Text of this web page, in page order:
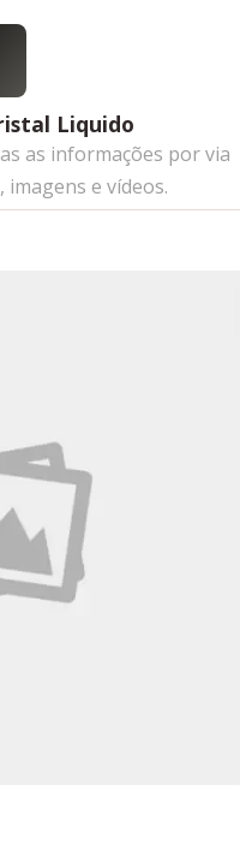
Liquido
as informações por via
e vídeos.